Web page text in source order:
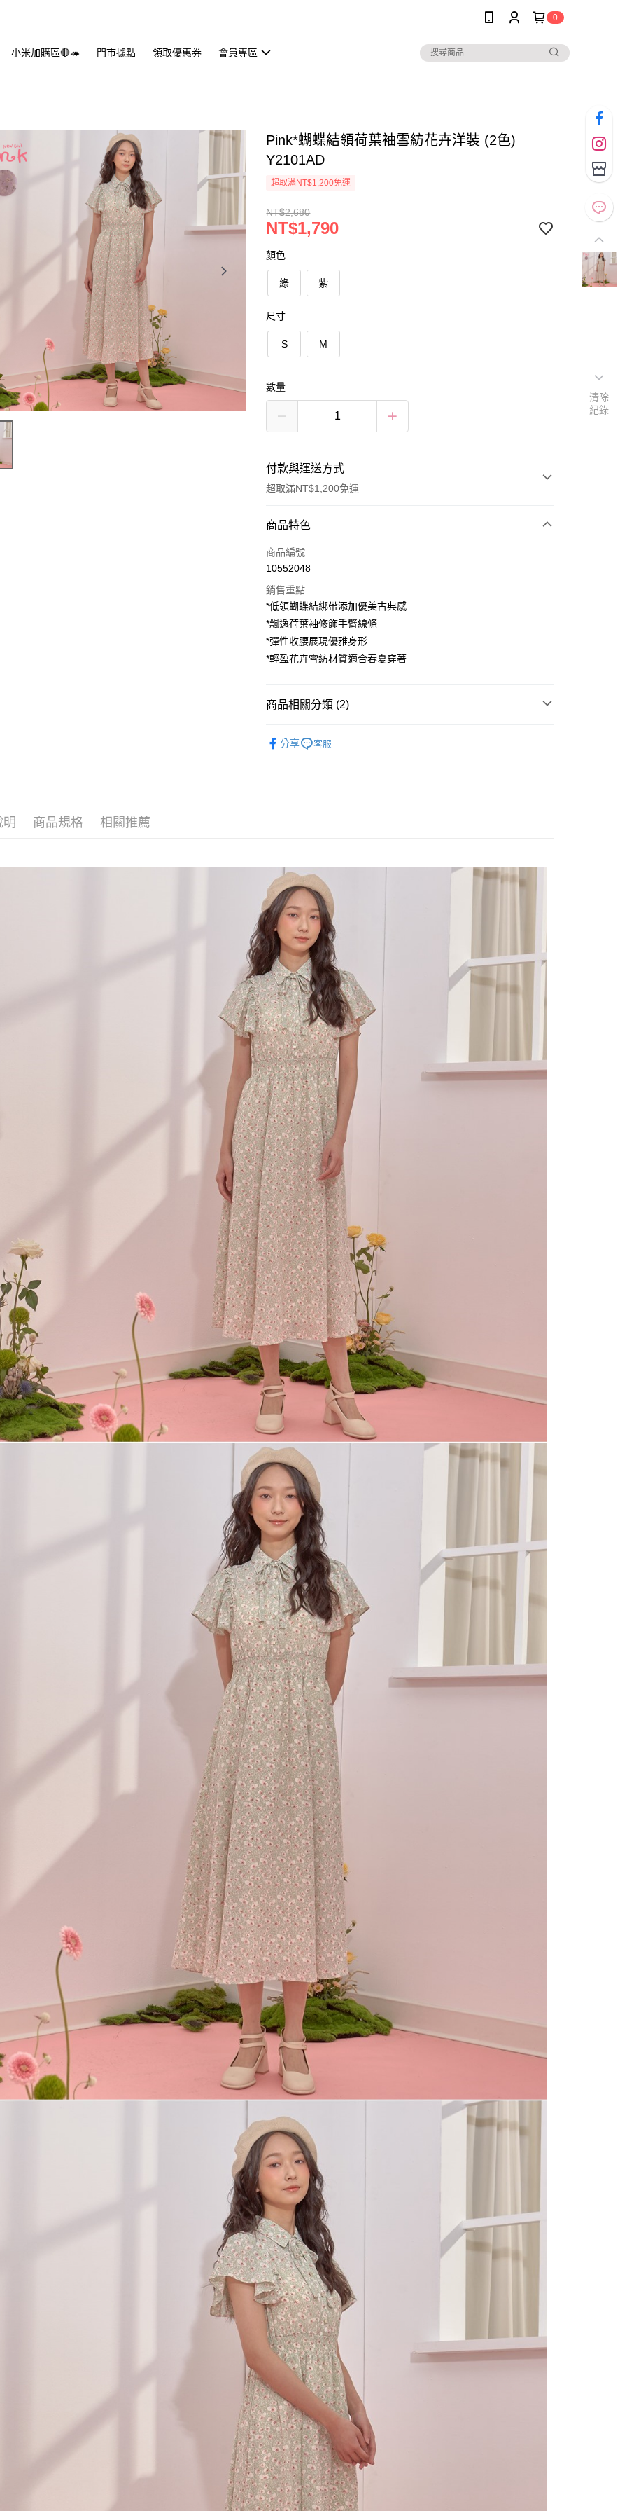
0
小米加購區🔴🦔 門市據點 領取優惠券 會員專區
Pink*蝴蝶結領荷葉袖雪紡花卉洋裝 (2色)
Y2101AD
超取滿NT$1,200免運
NT$2,680
NT$1,790
顏色
綠 紫
尺寸
S M
數量
付款與運送方式
超取滿NT$1,200免運
付款方式
信用卡一次付款
LINE Pay
Apple Pay
街口支付
AFTEE先享後付
【關於「AFTEE先享後付」】
AFTEE先享後付是「在收到商品之後才付款」的支付方式。 讓您購物簡單
３．收到繳費通知簡訊後14天內，點擊此簡訊中的連結，可透過四大超商
／ATM／網路銀行／等多元方式進行付款，方視為交易完成。
※ 請注意：結帳手續完成當下不需立刻繳費，但若您需要取消訂單，請聯
絡購買商品的店家。未經商家同意取消之訂單仍視為有效，需透過AFTEE
先享後付繳納相關費用。
※ 交易是否成功請以「AFTEE先享後付 」之結帳頁面顯示為準，若有關於
是否繳費成功／繳費後需取消欲退款等相關疑問，請聯繫「AFTEE先享後
付客戶支援中心」
https://netprotections.freshdesk.com/support/home
【注意事項】
１．透過由恩沛科技股份有限公司提供之「AFTEE先享後付」服務完成之
交易，需依本服務之必要範圍內提供個人資料，並將交易相關給付款項請
求債權轉讓予恩沛科技股份有限公司。
２．關於個人資料處理事宜，請瀏覽以下網址：
https://aftee.tw/terms/#terms3
３．未成年的使用者請事先徵得法定代理人或監護人之同意方可使用
「AFTEE先享後付」，若未經同意申辦者引起之損失，本公司不負相關責
任。
４．使用「AFTEE先享後付」時，將依據個別帳號之用戶狀況，依本公司
即時審查核予不同之上限額度；若仍有額度不足之情形，本公司將視審查
結果請求用戶進行身份認證。
５．嚴禁一人註冊多個帳號或使用他人資訊註冊。若發現惡意使用之情
形，恩沛科技股份有限公司將有權停止該用戶之使用額度並採取法律行
動。
ATM付款
每筆NT$80，滿NT$1,200(含以上)免運費
宅配
每筆NT$80，滿NT$1,200(含以上)免運費
付款後門市自取
免運費
商品特色
商品編號
10552048
銷售重點
*低領蝴蝶結綁帶添加優美古典感
*飄逸荷葉袖修飾手臂線條
*彈性收腰展現優雅身形
*輕盈花卉雪紡材質適合春夏穿著
商品相關分類 (2)
分享 客服
明 商品規格 相關推薦
清除
紀錄